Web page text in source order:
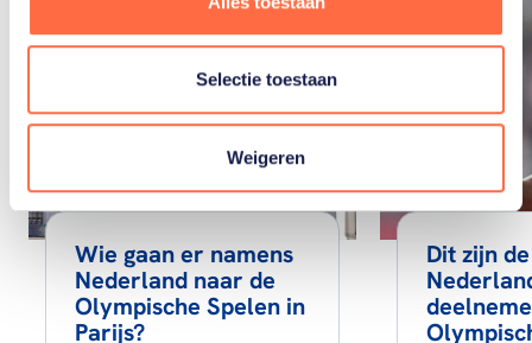
Selectie toestaan
Weigeren
Wie gaan er namens
Nederland naar de
Olympische Spelen in
Parijs?
Dit zijn de